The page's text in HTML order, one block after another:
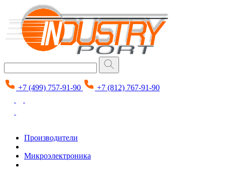
+7 (499) 757-91-90 +7 (812) 767-91-90
Производители
Микроэлектроника